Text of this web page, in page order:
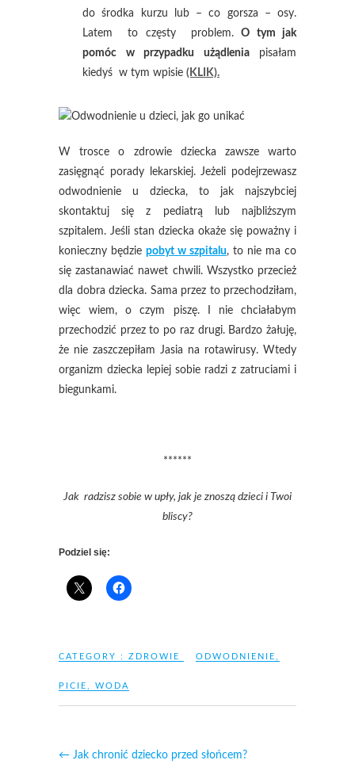
do środka kurzu lub – co gorsza – osy.
Latem to częsty problem. O tym jak
pomóc w przypadku użądleniapisałam
kiedyś w tym wpisie (KLIK).
W trosce o zdrowie dziecka zawsze warto
zasięgnąć porady lekarskiej. Jeżeli podejrzewasz
odwodnienie u dziecka, to jak najszybciej
skontaktuj się z pediatrą lub najbliższym
szpitalem. Jeśli stan dziecka okaże się poważny i
konieczny będzie pobyt w szpitalu, to nie ma co
się zastanawiać nawet chwili. Wszystko przecież
dla dobra dziecka. Sama przez to przechodziłam,
więc wiem, o czym piszę. I nie chciałabym
przechodzić przez to po raz drugi. Bardzo żałuję,
że nie zaszczepiłam Jasia na rotawirusy. Wtedy
organizm dziecka lepiej sobie radzi z zatruciami i
biegunkami.
******
Jak radzisz sobie w upły, jak je znoszą dzieci i Twoi
bliscy?
Podziel się:
CATEGORY : ZDROWIE ODWODNIENIE
PICIE WODA
← Jak chronić dziecko przed słońcem?